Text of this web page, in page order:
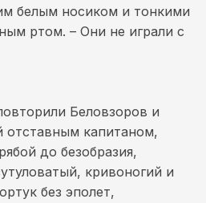
белым носиком и тонкими
ртом. – Они не играли с
Беловзоров и
отставным капитаном,
до безобразия,
кривоногий и
без эполет,